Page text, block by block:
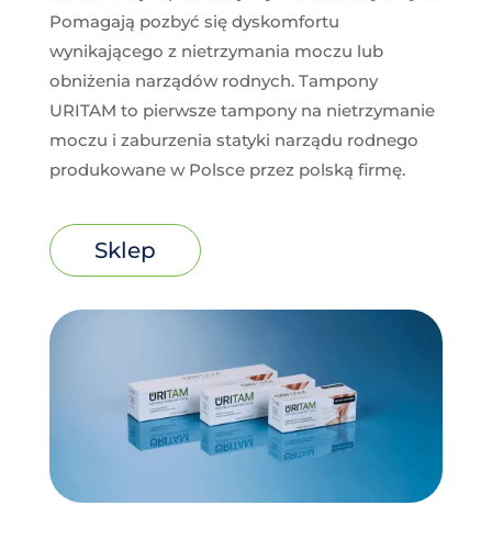
Pomagają pozbyć się dyskomfortu
wynikającego z nietrzymania moczu lub
obniżenia narządów rodnych. Tampony
URITAM to pierwsze tampony na nietrzymanie
moczu i zaburzenia statyki narządu rodnego
produkowane w Polsce przez polską firmę.
Sklep